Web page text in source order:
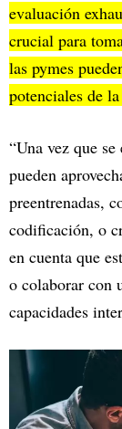
evaluación
crucial para
las pymes
potenciales de
“Una vez que
pueden
preentrenadas,
codificación, o
en cuenta que
o colaborar con
capacidades